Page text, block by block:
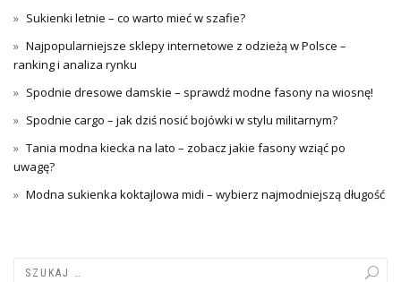
Sukienki letnie – co warto mieć w szafie?
Najpopularniejsze sklepy internetowe z odzieżą w Polsce –
ranking i analiza rynku
Spodnie dresowe damskie – sprawdź modne fasony na wiosnę!
Spodnie cargo – jak dziś nosić bojówki w stylu militarnym?
Tania modna kiecka na lato – zobacz jakie fasony wziąć po
uwagę?
Modna sukienka koktajlowa midi – wybierz najmodniejszą długość